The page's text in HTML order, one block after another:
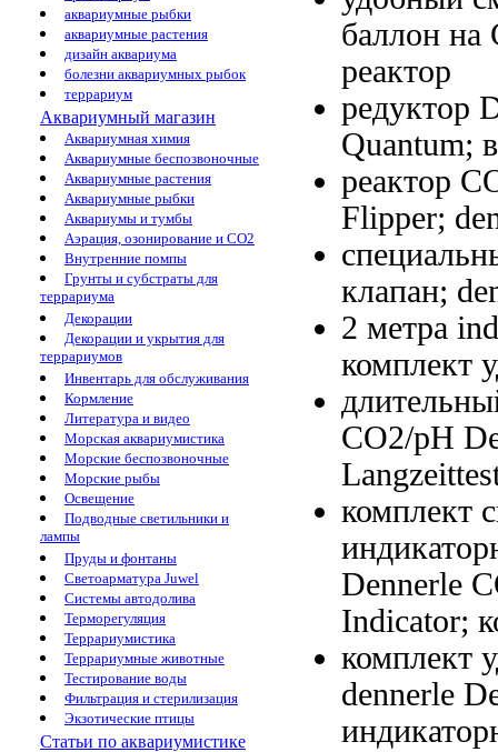
аквариумные рыбки
аквариумные растения
дизайн аквариума
болезни аквариумных рыбок
террариум
Аквариумный магазин
Аквариумная химия
Аквариумные беспозвоночные
Аквариумные растения
Аквариумные рыбки
Аквариумы и тумбы
Аэрация, озонирование и CO2
Внутренние помпы
Грунты и субстраты для
террариума
Декорации
Декорации и укрытия для
террариумов
Инвентарь для обслуживания
Кормление
Литература и видео
Морская аквариумистика
Морские беспозвоночные
Морские рыбы
Освещение
Подводные светильники и
лампы
Пруды и фонтаны
Светоарматура Juwel
Системы автодолива
Терморегуляция
Террариумистика
Террариумные животные
Тестирование воды
Фильтрация и стерилизация
Экзотические птицы
Статьи по аквариумистике
баллон на
реактор
редуктор
Quantum;
реактор
Flipper;
клапан;
2 метра
комплект
СО2/pH
комплект
Dennerle
Indicator;
комплект
dennerle